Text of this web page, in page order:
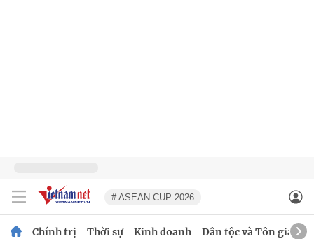
# ASEAN CUP 2026
Chính trị Thời sự Kinh doanh Dân tộc và Tôn giáo